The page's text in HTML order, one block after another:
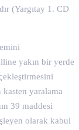
(Yargıtay 1. CD
yakın bir yerde
kasten yaralama
39 maddesi
olarak kabul